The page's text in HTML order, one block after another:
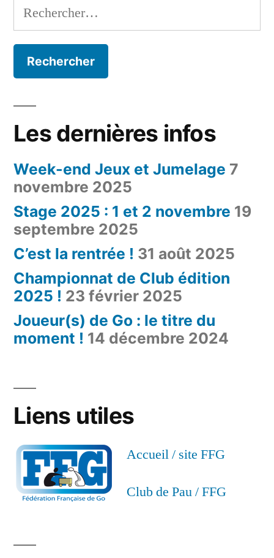
Rechercher :
Les dernières infos
Week-end Jeux et Jumelage 7
novembre 2025
Stage 2025 : 1 et 2 novembre 19
septembre 2025
C’est la rentrée ! 31 août 2025
Championnat de Club édition
2025 ! 23 février 2025
Joueur(s) de Go : le titre du
moment ! 14 décembre 2024
Liens utiles
Accueil / site FFG
Club de Pau / FFG